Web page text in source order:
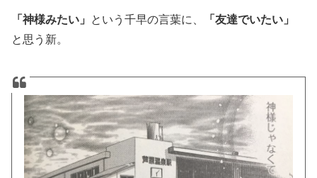
「神様みたい」 という千早の言葉に、
「友達でいたい」
と思う新。